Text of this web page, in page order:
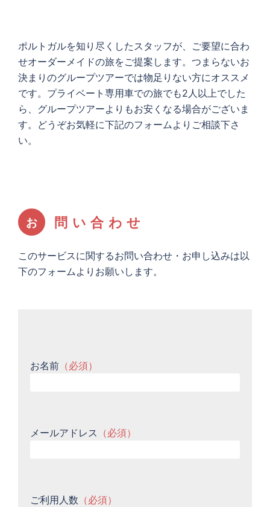
ポルトガルを知り尽くしたスタッフが、ご要望に合わ
せオーダーメイドの旅をご提案します。つまらないお
決まりのグループツアーでは物足りない方にオススメ
です。プライベート専用車での旅でも2人以上でした
ら、グループツアーよりもお安くなる場合がございま
す。どうぞお気軽に下記のフォームよりご相談下さ
い。
お 問 い 合 わ せ
このサービスに関するお問い合わせ・お申し込みは以
下のフォームよりお願いします。
お名前 （必須）
メールアドレス （必須）
ご利用人数 （必須）